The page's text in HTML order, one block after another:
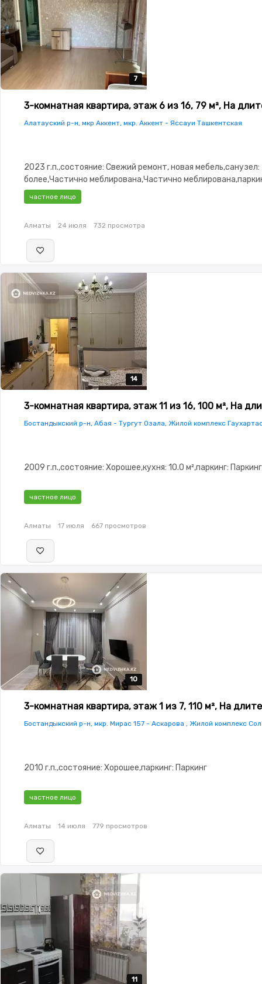
7
7
7
7
7
3-комнатная квартира, этаж 6 из 16, 79 м², На
Алатауский р-н, мкр Аккент, мкр. Аккент - Яссауи Ташкентская
2023 г.п.,состояние: Свежий ремонт, новая
более,Частично меблирована,Частично
Паркинг,Решетки на
частное лицо
Алматы 24 июля 732 просмотра
14
14
14
14
14
3-комнатная квартира, этаж 11 из 16, 100 м², На
Бостандыкский р-н, Абая - Тургут Озала, Жилой комплекс
2009 г.п.,состояние: Хорошее,кухня: 10.0 м²,паркинг: Паркинг
частное лицо
Алматы 17 июля 667 просмотров
10
10
10
10
10
3-комнатная квартира, этаж 1 из 7, 110 м², На
Бостандыкский р-н, мкр. Мирас 157 - Аскарова , Жилой комплекс
2010 г.п.,состояние: Хорошее,паркинг: Паркинг
частное лицо
Алматы 14 июля 779 просмотров
11
11
11
11
11